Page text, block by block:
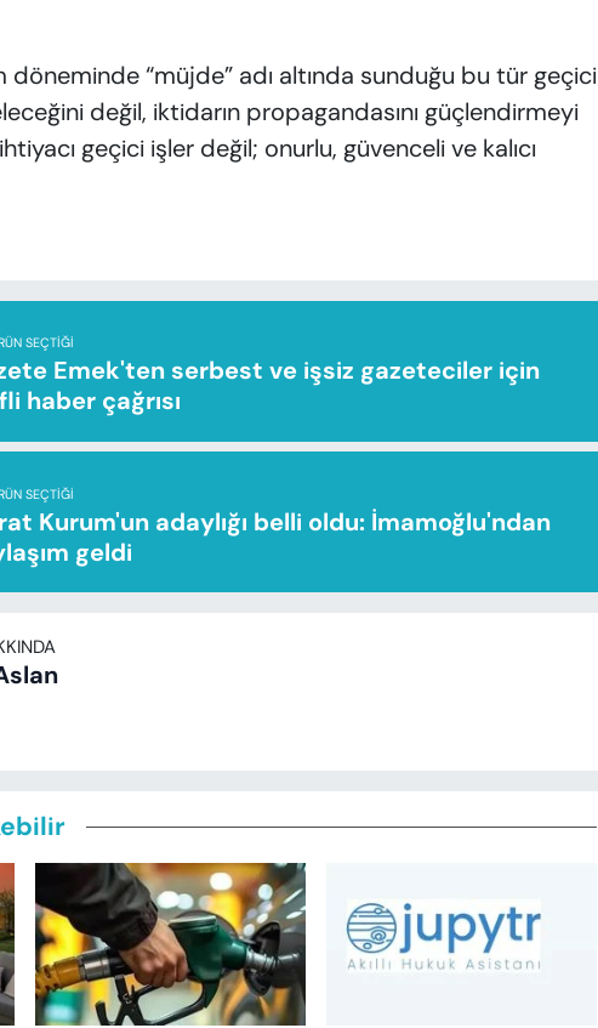
döneminde “müjde” adı altında sunduğu bu tür geçici
değil, iktidarın propagandasını güçlendirmeyi
geçici işler değil; onurlu, güvenceli ve kalıcı
SEÇTIĞI
Emek'ten serbest ve işsiz gazeteciler için
haber çağrısı
SEÇTIĞI
Kurum'un adaylığı belli oldu: İmamoğlu'ndan
geldi